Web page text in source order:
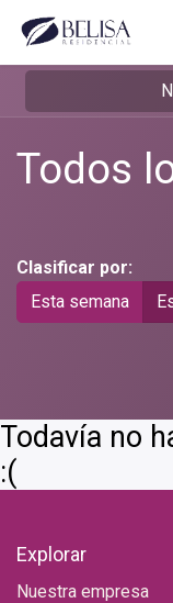
Todos
Clasificar por:
Esta semana
Todavía no
:(
Explorar
Nuestra empresa